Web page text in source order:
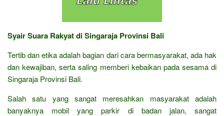
Syair Suara Rakyat di Singaraja Provinsi Bali
Tertib dan etika adalah bagian dari cara bermasyarakat, ada hak
dan kewajiban, serta saling memberi kebaikan pada sesama di
Singaraja Provinsi Bali.
Salah satu yang sangat meresahkan masyarakat adalah
banyaknya mobil yang parkir di badan jalan, sangat